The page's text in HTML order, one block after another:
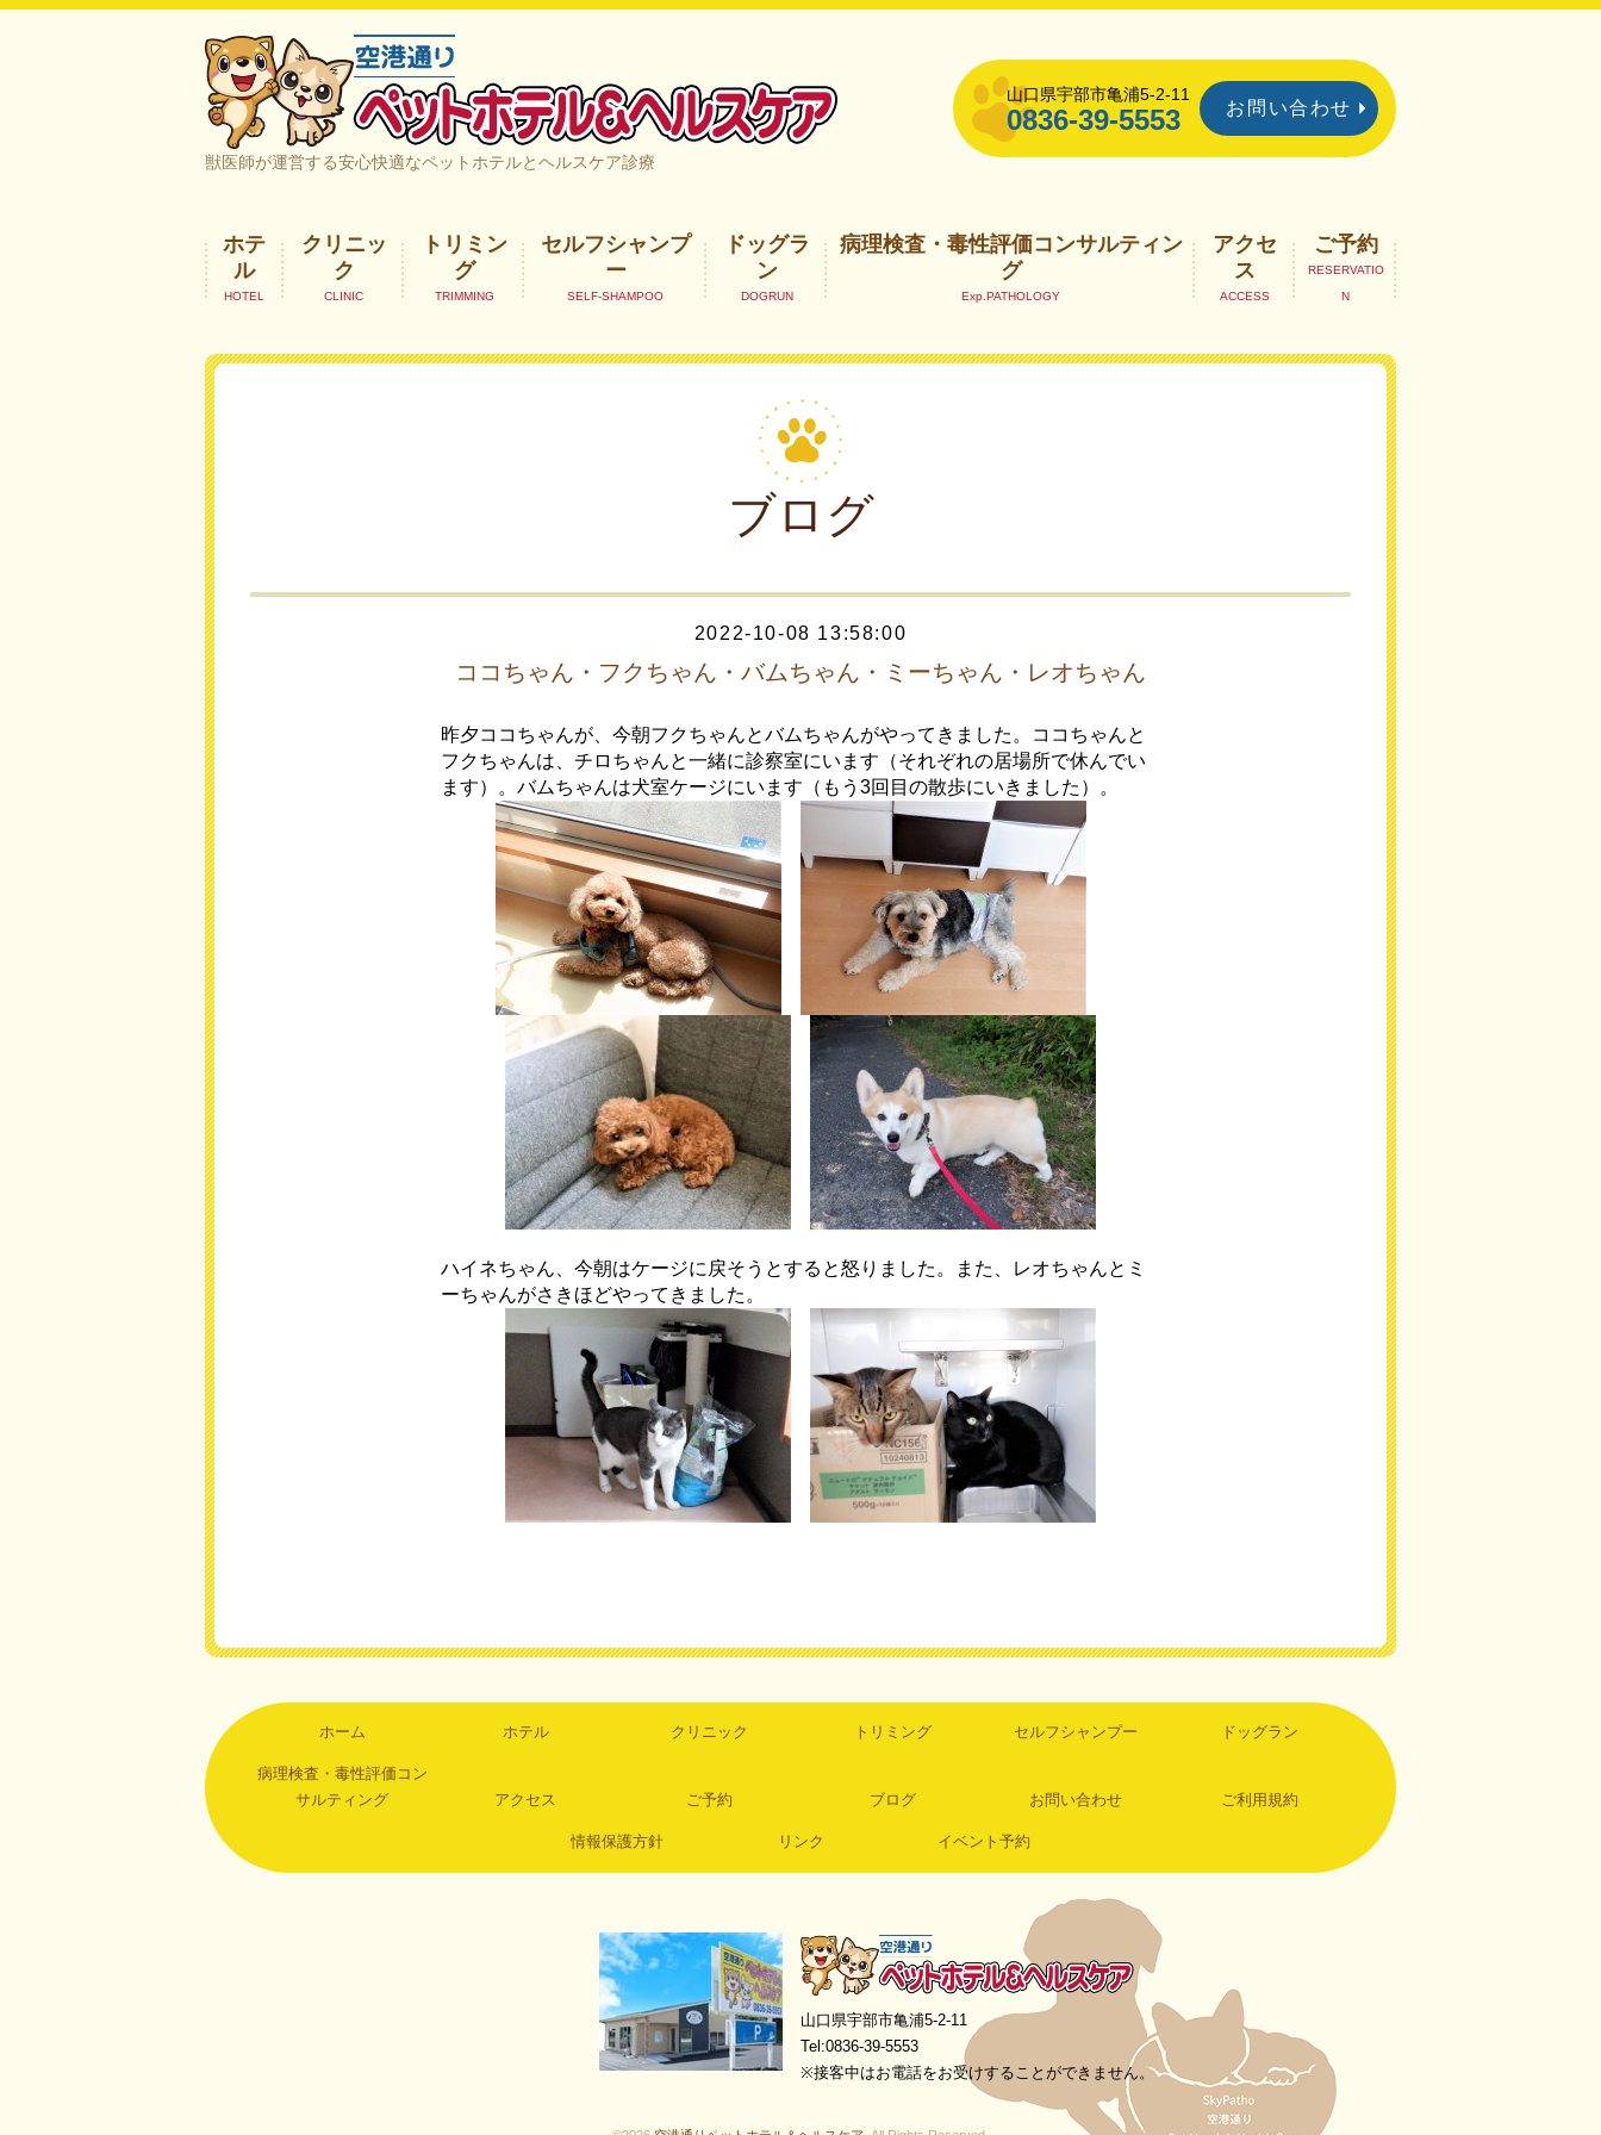
空港通りペットホテル＆ヘルスケア｜山口県宇部市
獣医師が運営する安心快適なペットホテルとヘルスケア診療
山口県宇部市亀浦5-2-11
0836-39-5553 お問い合わせ
ホテ
ル
クリニッ
ク
トリミン
グ
セルフシャンプ
ー
ドッグラ
ン
病理検査・毒性評価コンサルティン
グ
アクセ
ス
ご予約
ブログ
2022-10-08 13:58:00
ココちゃん・フクちゃん・バムちゃん・ミーちゃん・レオちゃん
昨夕ココちゃんが、今朝フクちゃんとバムちゃんがやってきました。ココちゃんと
フクちゃんは、チロちゃんと一緒に診察室にいます（それぞれの居場所で休んでい
ます）。バムちゃんは犬室ケージにいます（もう3回目の散歩にいきました）。
ハイネちゃん、今朝はケージに戻そうとすると怒りました。また、レオちゃんとミ
ーちゃんがさきほどやってきました。
ホーム ホテル クリニック トリミング セルフシャンプー ドッグラン
病理検査・毒性評価コン
サルティング
アクセス ご予約 ブログ お問い合わせ ご利用規約
情報保護方針 リンク イベント予約
空港通りペットホテル＆ヘルスケア
山口県宇部市亀浦5-2-11
Tel:0836-39-5553
※接客中はお電話をお受けすることができません。